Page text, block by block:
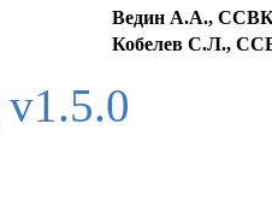
Ведин А.А.,
Кобелев С.Л.,